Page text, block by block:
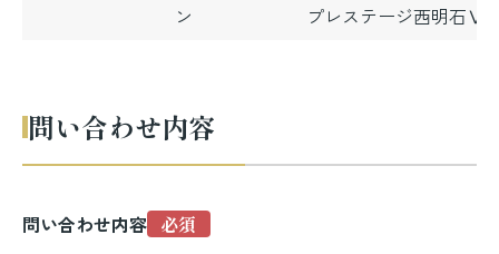
ン
プレステージ西明石Ⅴ
問い合わせ内容
問い合わせ内容